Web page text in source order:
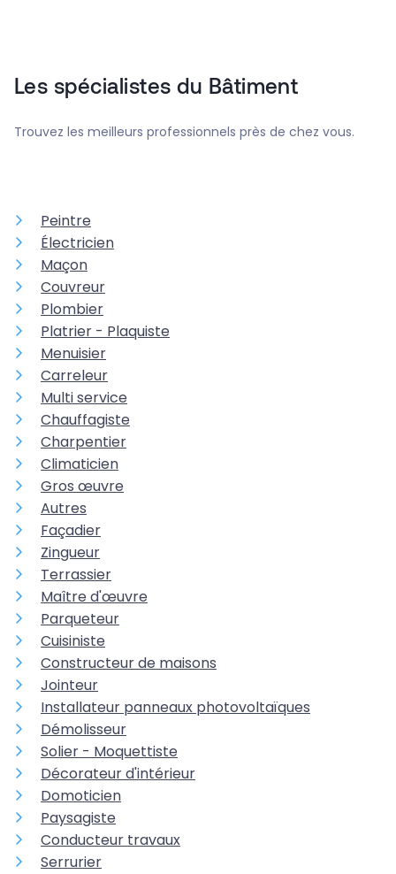
Les spécialistes du Bâtiment
Trouvez les meilleurs professionnels près de chez vous.
Peintre
Électricien
Maçon
Couvreur
Plombier
Platrier - Plaquiste
Menuisier
Carreleur
Multi service
Chauffagiste
Charpentier
Climaticien
Gros œuvre
Autres
Façadier
Zingueur
Terrassier
Maître d'œuvre
Parqueteur
Cuisiniste
Constructeur de maisons
Jointeur
Installateur panneaux photovoltaïques
Démolisseur
Solier - Moquettiste
Décorateur d'intérieur
Domoticien
Paysagiste
Conducteur travaux
Serrurier